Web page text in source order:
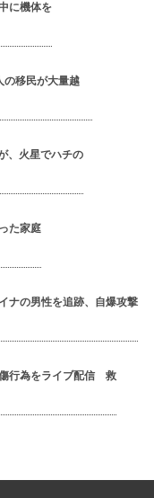
に機体を
の移民が大量越
、火星でハチの
た家庭
ナの男性を追跡、自爆攻撃
行為をライブ配信 救